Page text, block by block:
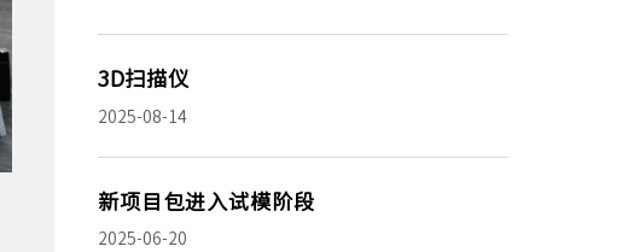
3D扫描仪
2025-08-14
新项目包进入试模阶段
2025-06-20